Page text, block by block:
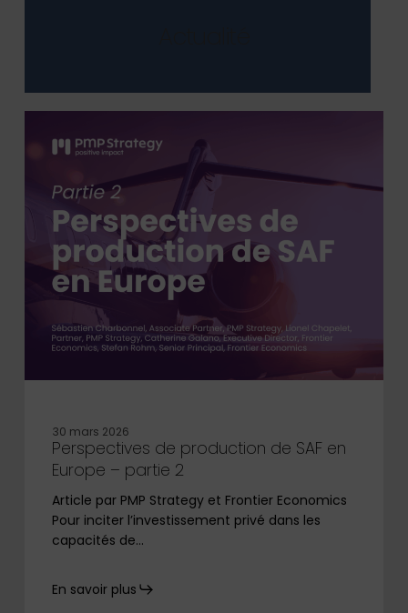
30 mars 2026
Perspectives de production de SAF en
Europe – partie 2
Article par PMP Strategy et Frontier Economics
Pour inciter l’investissement privé dans les
capacités de…
En savoir plus